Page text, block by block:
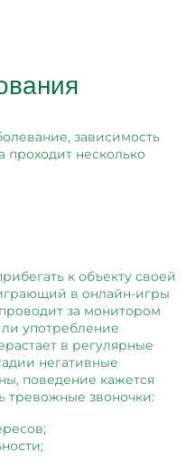
зависимость
проходит несколько
к объекту своей
в онлайн-игры
за монитором
употребление
в регулярные
негативные
поведение кажется
тревожные звоночки: